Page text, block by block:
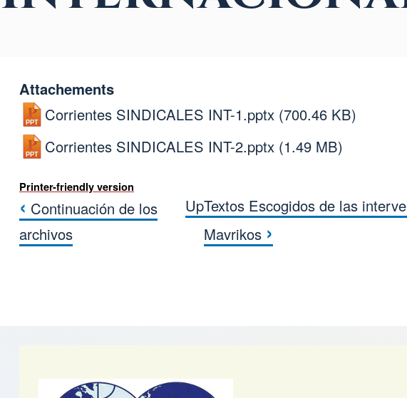
Attachements
Corrientes SINDICALES INT-1.pptx (700.46 KB)
Corrientes SINDICALES INT-2.pptx (1.49 MB)
Printer-friendly version
Book traversal links for
‹ Continuación de los
archivos
UpTextos Escogidos de las
Mavrikos ›